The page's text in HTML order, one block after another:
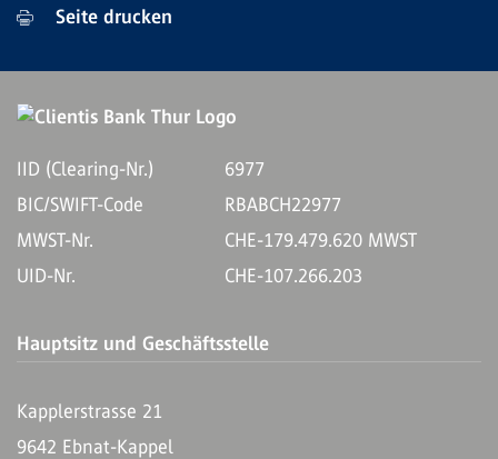
Seite drucken
IID (Clearing-Nr.)
6977
BIC/SWIFT-Code
RBABCH22977
MWST-Nr.
CHE-179.479.620 MWST
UID-Nr.
CHE-107.266.203
Hauptsitz und Geschäftsstelle
Kapplerstrasse 21
9642 Ebnat-Kappel